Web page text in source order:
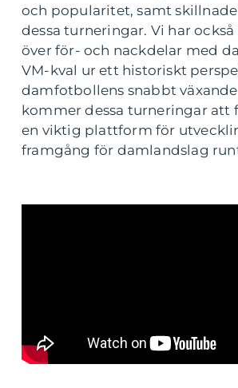
och popularitet, samt
dessa turneringar. Vi har
över för- och nackdelar med
VM-kval ur ett historiskt
damfotbollens snabbt
kommer dessa turneringar att
en viktig plattform för
framgång för damlandslag